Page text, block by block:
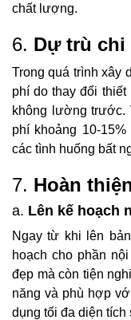
chất lượng.
6. Dự trù
Trong quá trình xây
phí do thay đổi
không lường trước.
phí khoảng 10-
các tình huống bất
7. Hoàn
a. Lên kế hoạch
Ngay từ khi lên
hoạch cho phần
đẹp mà còn tiện
năng và phù hợp
dụng tối đa diện tích